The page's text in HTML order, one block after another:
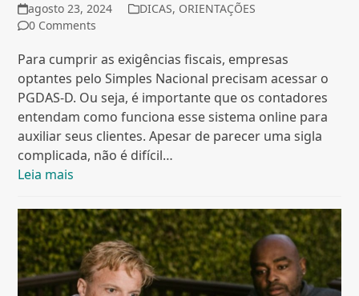
agosto 23, 2024 DICAS, ORIENTAÇÕES
0 Comments
Para cumprir as exigências fiscais, empresas
optantes pelo Simples Nacional precisam acessar o
PGDAS-D. Ou seja, é importante que os contadores
entendam como funciona esse sistema online para
auxiliar seus clientes. Apesar de parecer uma sigla
complicada, não é difícil…
Leia mais